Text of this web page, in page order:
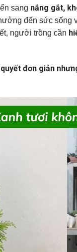
sang nắng gắt,
đến sức sống
người trồng cần
đơn giản